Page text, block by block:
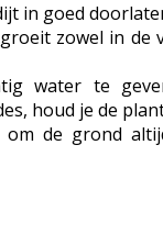
in goed
zowel in de
water te
houd je de
om de grond